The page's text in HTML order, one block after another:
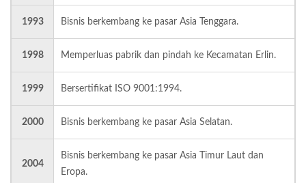
1993 Bisnis berkembang ke pasar Asia Tenggara.
1998 Memperluas pabrik dan pindah ke Kecamatan Erlin.
1999 Bersertifikat ISO 9001:1994.
2000 Bisnis berkembang ke pasar Asia Selatan.
2004
Bisnis berkembang ke pasar Asia Timur Laut dan
Eropa.